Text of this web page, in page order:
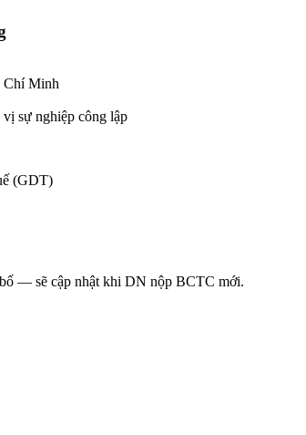
Chí Minh
sự nghiệp công lập
(GDT)
— sẽ cập nhật khi DN nộp BCTC mới.